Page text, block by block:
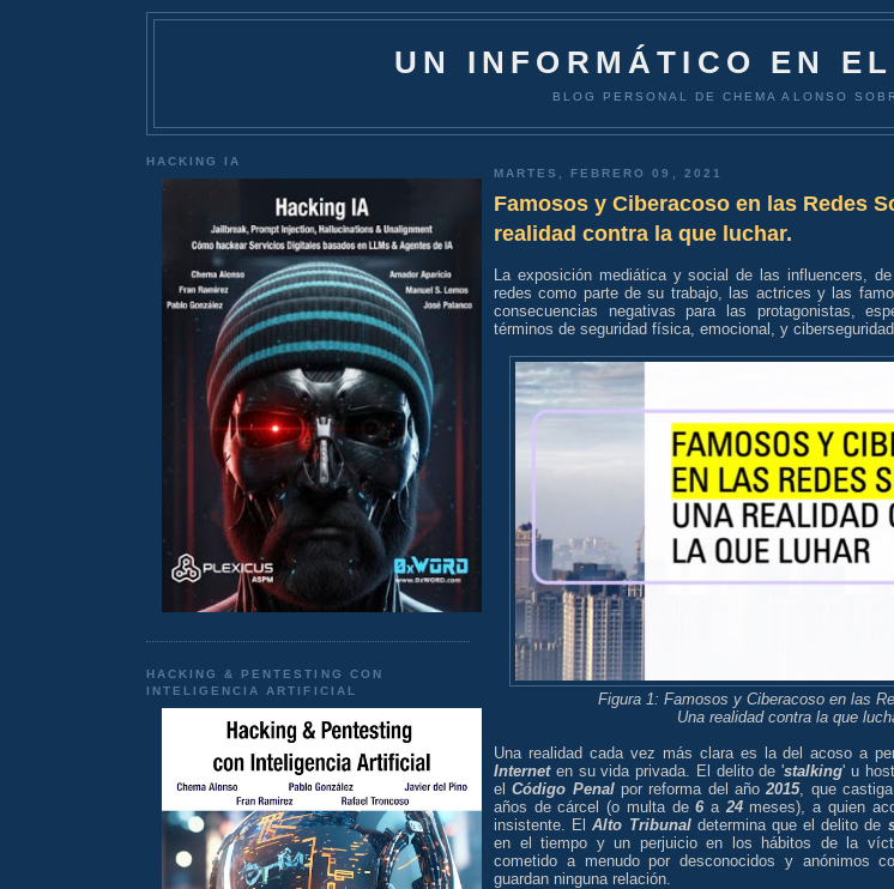
UN INFORMÁTICO EN
BLOG PERSONAL DE CHEMA ALONSO
HACKING IA
HACKING & PENTESTING CON
INTELIGENCIA ARTIFICIAL
MARTES, FEBRERO 09, 2021
Famosos y Ciberacoso en las Redes
realidad contra la que luchar.
La exposición mediática y social de las influencers,
redes como parte de su trabajo, las actrices y las
consecuencias negativas para las protagonistas,
términos de seguridad física, emocional, y ciberseguridad.
Figura 1: Famosos y Ciberacoso en las
Una realidad contra la que
Una realidad cada vez más clara es la del acoso a
Interneten su vida privada. El delito de 'stalking' u
elCódigo Penalpor reforma del año2015, que
años de cárcel (o multa de6 a 24meses), a quien
insistente. ElAlto Tribunaldetermina que el delito de
en el tiempo y un perjuicio en los hábitos de la
cometido a menudo por desconocidos y anónimos
guardan ninguna relación.